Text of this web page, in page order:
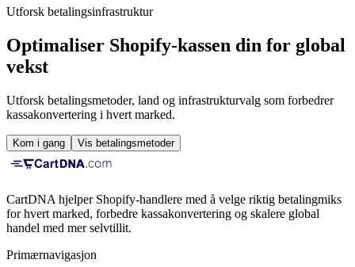
Utforsk betalingsinfrastruktur
Optimaliser Shopify-kassen din for global
vekst
Utforsk betalingsmetoder, land og infrastrukturvalg som forbedrer
kassakonvertering i hvert marked.
Kom i gang Vis betalingsmetoder
CartDNA hjelper Shopify-handlere med å velge riktig betalingmiks
for hvert marked, forbedre kassakonvertering og skalere global
handel med mer selvtillit.
Primærnavigasjon